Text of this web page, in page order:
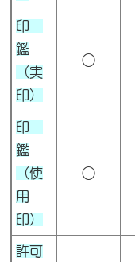
印
鑑
（実
印）
○
印
鑑
（使
用
印）
○
許可